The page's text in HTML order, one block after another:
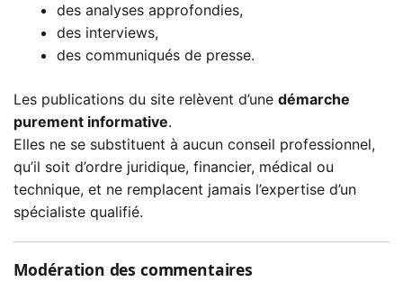
des analyses approfondies,
des interviews,
des communiqués de presse.
Les publications du site relèvent d’une démarche
purement informative.
Elles ne se substituent à aucun conseil professionnel,
qu’il soit d’ordre juridique, financier, médical ou
technique, et ne remplacent jamais l’expertise d’un
spécialiste qualifié.
Modération des commentaires